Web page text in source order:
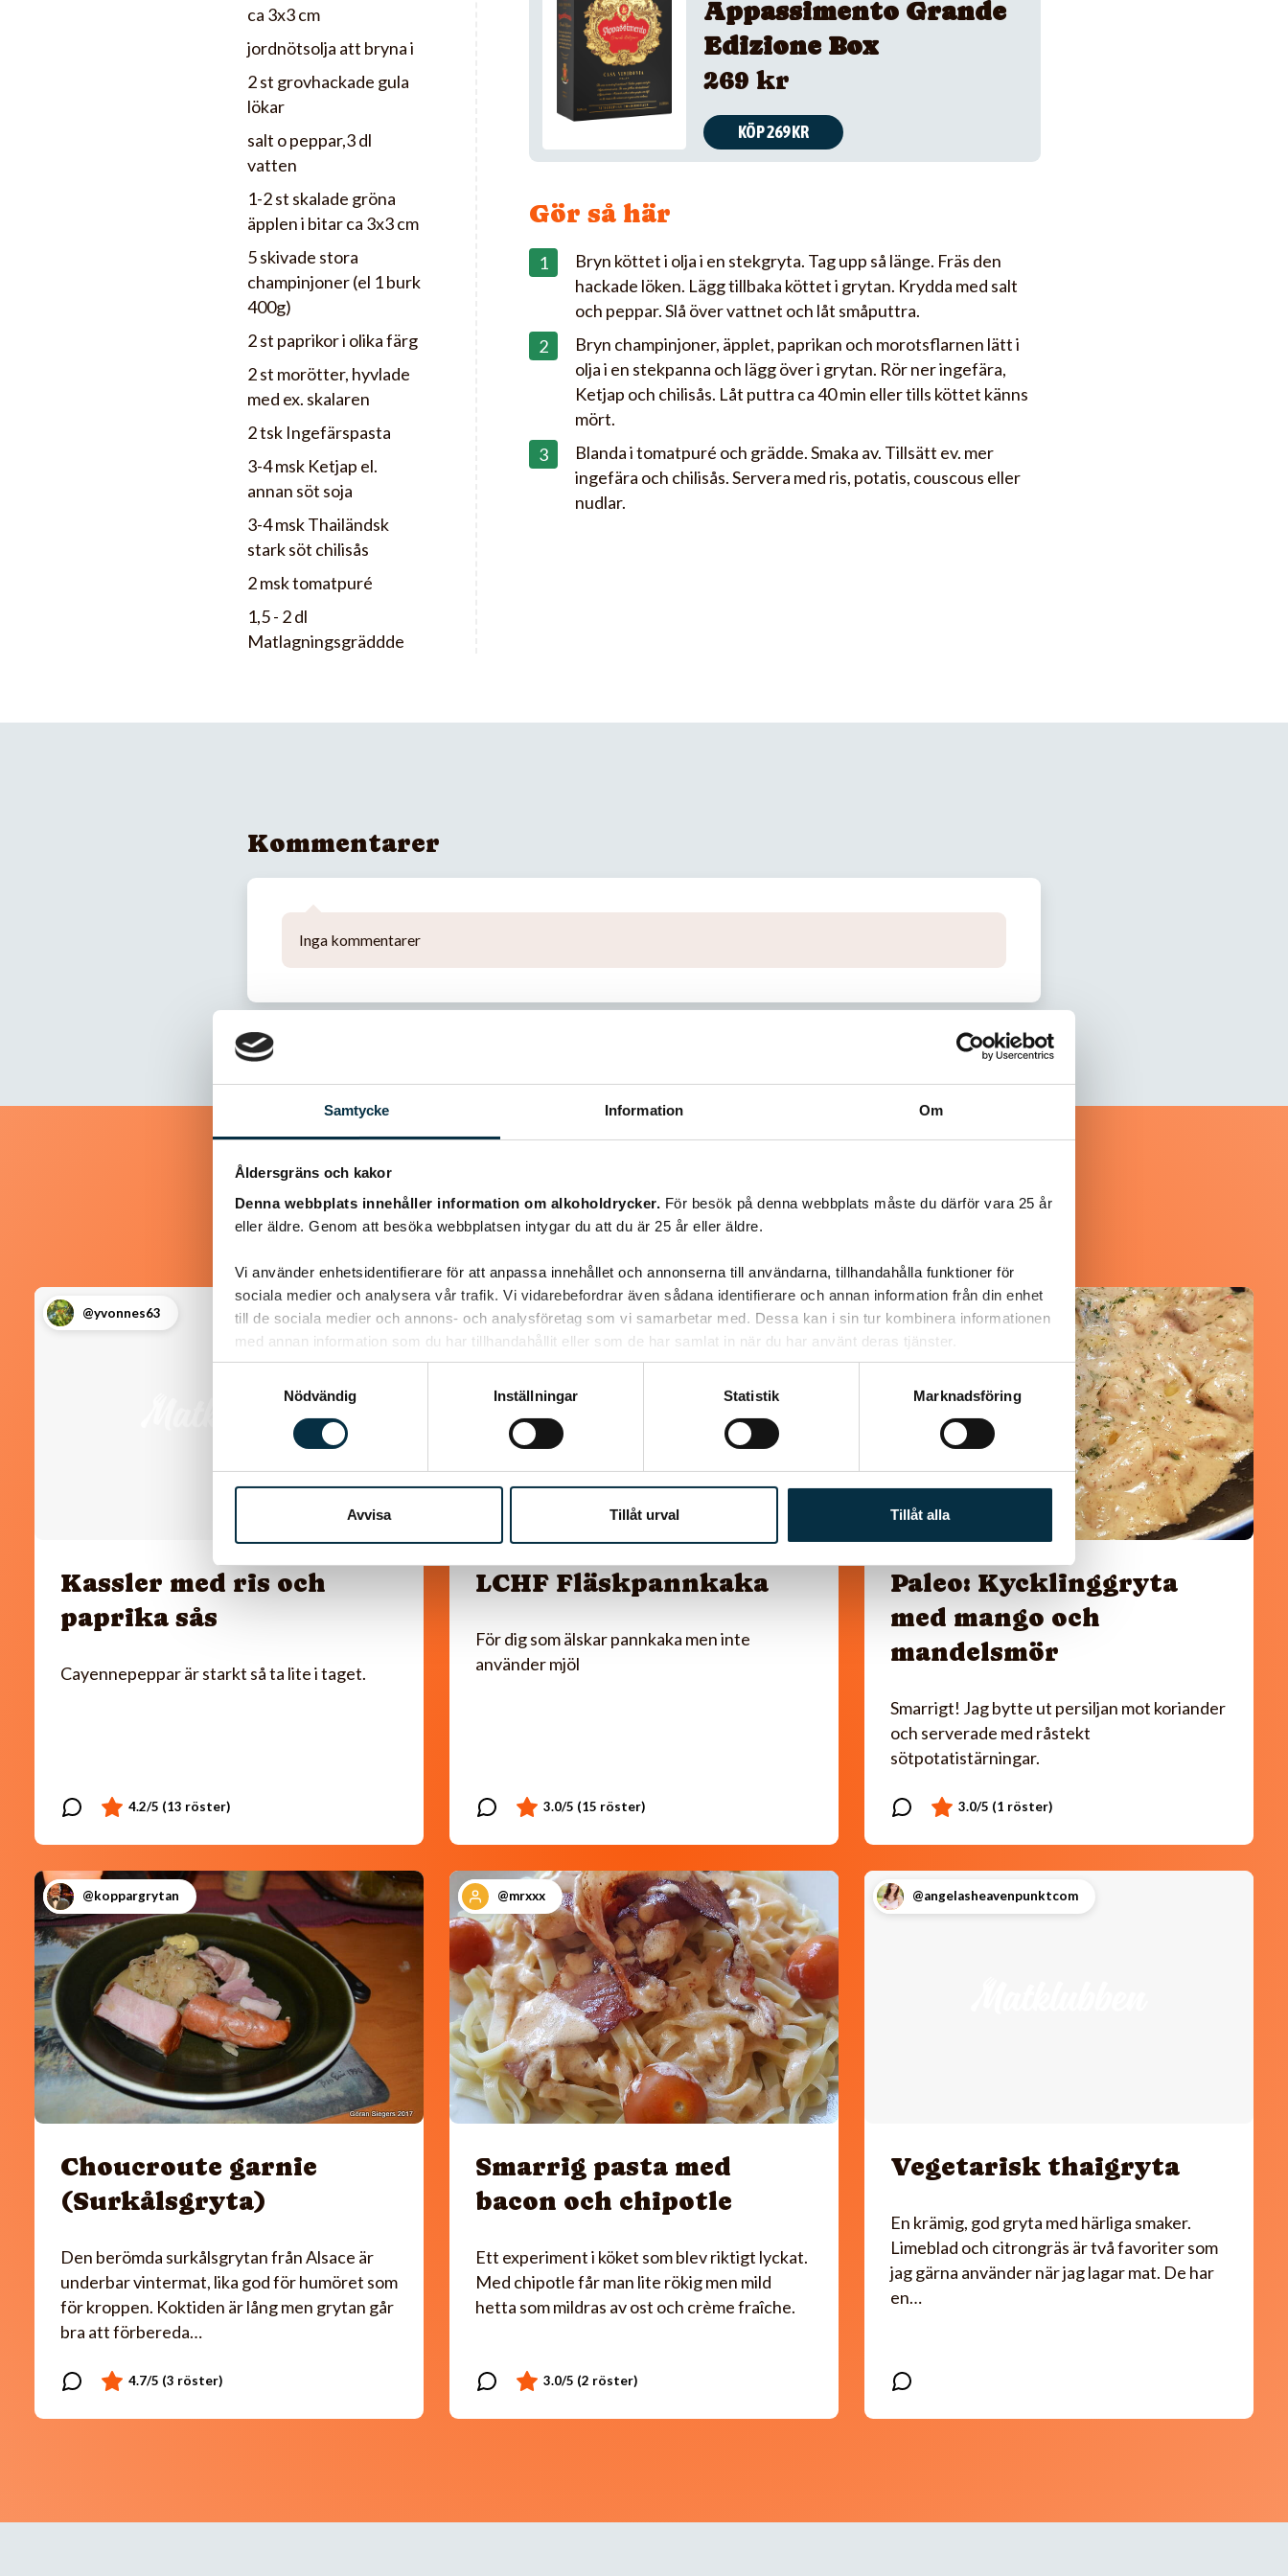
Samtycke Information Om
Åldersgräns och kakor
Denna webbplats innehåller information om alkoholdrycker. För besök på denna webbplats måste du därför vara 25 år
eller äldre. Genom att besöka webbplatsen intygar du att du är 25 år eller äldre.
Vi använder enhetsidentifierare för att anpassa innehållet och annonserna till användarna, tillhandahålla funktioner för
sociala medier och analysera vår trafik. Vi vidarebefordrar även sådana identifierare och annan information från din enhet
till de sociala medier och annons- och analysföretag som vi samarbetar med. Dessa kan i sin tur kombinera informationen
med annan information som du har tillhandahållit eller som de har samlat in när du har använt deras tjänster.
Nödvändig
Inställningar Statistik Marknadsföring
Avvisa Tillåt urval Tillåt alla
ca 3x3 cm
jordnötsolja att bryna i
2 st grovhackade gula
lökar
salt o peppar,3 dl
vatten
1-2 st skalade gröna
äpplen i bitar ca 3x3 cm
5 skivade stora
champinjoner (el 1 burk
400g)
2 st paprikor i olika färg
2 st morötter, hyvlade
med ex. skalaren
2 tsk Ingefärspasta
3-4 msk Ketjap el.
annan söt soja
3-4 msk Thailändsk
stark söt chilisås
2 msk tomatpuré
1,5 - 2 dl
Matlagningsgräddde
Appassimento Grande
Edizione Box
269 kr
KÖP 269 KR
Gör så här
Bryn köttet i olja i en stekgryta. Tag upp så länge. Fräs den
hackade löken. Lägg tillbaka köttet i grytan. Krydda med salt
och peppar. Slå över vattnet och låt småputtra.
Bryn champinjoner, äpplet, paprikan och morotsflarnen lätt i
olja i en stekpanna och lägg över i grytan. Rör ner ingefära,
Ketjap och chilisås. Låt puttra ca 40 min eller tills köttet känns
mört.
Blanda i tomatpuré och grädde. Smaka av. Tillsätt ev. mer
ingefära och chilisås. Servera med ris, potatis, couscous eller
nudlar.
Kommentarer
Inga kommentarer
Liknande recept
@yvonnes63
Kassler med ris och
paprika sås
Cayennepeppar är starkt så ta lite i taget.
@kerkja
LCHF Fläskpannkaka
För dig som älskar pannkaka men inte
använder mjöl
@mumsan
Paleo: Kycklinggryta
med mango och
mandelsmör
Smarrigt! Jag bytte ut persiljan mot koriander
och serverade med råstekt
sötpotatistärningar.
@koppargrytan
Choucroute garnie
(Surkålsgryta)
Den berömda surkålsgrytan från Alsace är
underbar vintermat, lika god för humöret som
för kroppen. Koktiden är lång men grytan går
bra att förbereda…
@mrxxx
Smarrig pasta med
bacon och chipotle
Ett experiment i köket som blev riktigt lyckat.
Med chipotle får man lite rökig men mild
hetta som mildras av ost och crème fraîche.
@angelasheavenpunktcom
Vegetarisk thaigryta
En krämig, god gryta med härliga smaker.
Limeblad och citrongräs är två favoriter som
jag gärna använder när jag lagar mat. De har
en…